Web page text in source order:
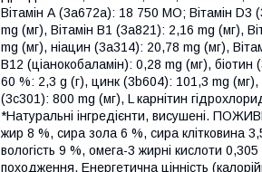
Вітамін А (3а672а): 18 750 МО; Вітамін
mg (мг), Вітамін В1 (3а821): 2,16 mg (мг),
mg (мг), ніацин (3а314): 20,78 mg (мг),
В12 (ціанокобаламін): 0,28 mg (мг),
60 %: 2,3 g (г), цинк (3b604): 101,3 mg
(3c301): 800 mg (мг), L карнітин
*Натуральні інгредієнти, висушені.
жир 8 %, сира зола 6 %, сира клітковина
вологість 9 %, омега-3 жирні кислоти
походження. Енергетична цінність